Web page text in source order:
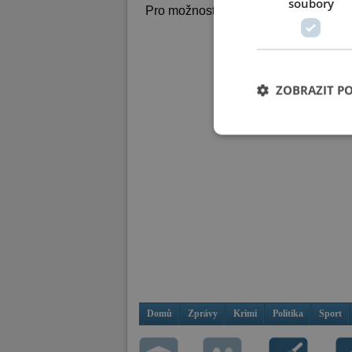
Pro možnost psaní komentářů se
Domů Zprávy Krimi Politika Sport
ZOBRAZIT